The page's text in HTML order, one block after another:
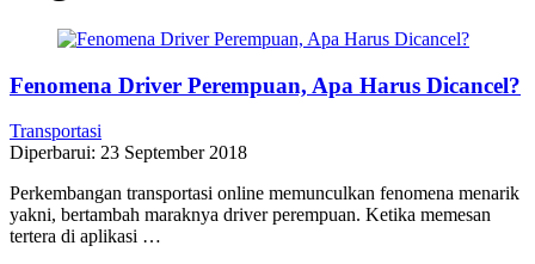
Fenomena Driver Perempuan, Apa Harus Dicancel?
Transportasi
Diperbarui: 23 September 2018
Perkembangan transportasi online memunculkan fenomena menarik
yakni, bertambah maraknya driver perempuan. Ketika memesan
tertera di aplikasi …